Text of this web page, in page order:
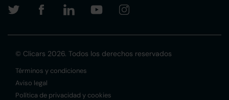
© Clicars 2026. Todos los derechos reservados
Términos y condiciones
Aviso legal
Política de privacidad y cookies